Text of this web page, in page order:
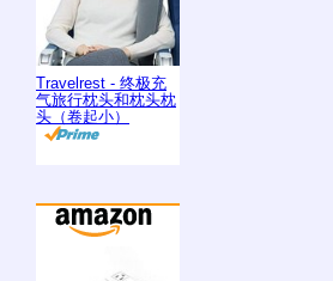
Travelrest - 终极充
气旅行枕头和枕头枕
头（卷起小）